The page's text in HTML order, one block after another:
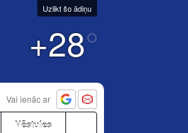
Uzlikt šo ādiņu
+28°
Vai ienāc ar
Vēstules